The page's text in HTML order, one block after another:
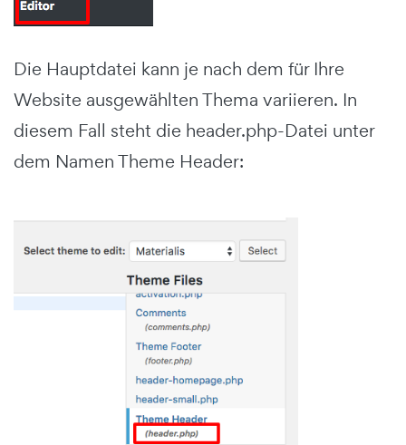
Die Hauptdatei kann je nach dem für Ihre
Website ausgewählten Thema variieren. In
diesem Fall steht die header.php-Datei unter
dem Namen Theme Header: